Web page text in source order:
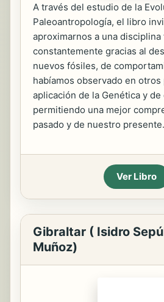
A través del estudio de la
Paleoantropología, el libro
aproximarnos a una disciplina
constantemente gracias al
nuevos fósiles, de
habíamos observado en
aplicación de la Genética y
permitiendo una mejor
pasado y de nuestro presente.
Ver Libro
Gibraltar ( Isidro
Muñoz)